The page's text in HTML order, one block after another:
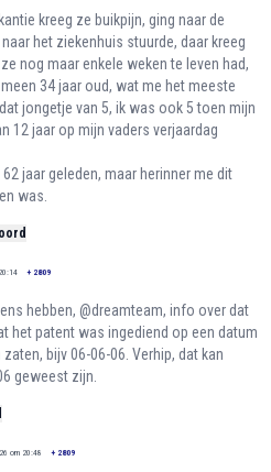
kreeg ze buikpijn, ging naar de
het ziekenhuis stuurde, daar kreeg
nog maar enkele weken te leven had,
34 jaar oud, wat me het meeste
jongetje van 5, ik was ook 5 toen mijn
12 jaar op mijn vaders verjaardag
jaar geleden, maar herinner me dit
was.
+ 2809
hebben, @dreamteam, info over dat
het patent was ingediend op een datum
bijv 06-06-06. Verhip, dat kan
geweest zijn.
om 20:48 + 2809